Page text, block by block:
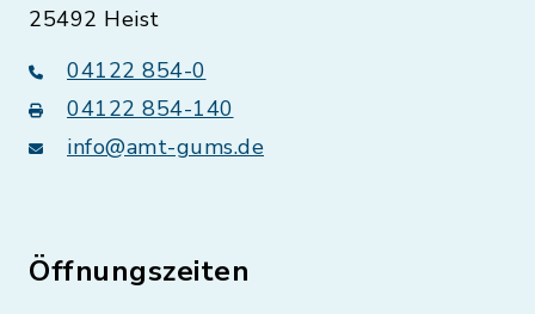
25492 Heist
04122 854-0
04122 854-140
info@amt-gums.de
Öffnungszeiten